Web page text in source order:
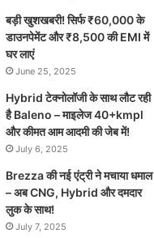
बड़ी खुशखबरी! सिर्फ ₹60,000 के
डाउनपेमेंट और ₹8,500 की EMI में
घर लाएं
June 25, 2025
Hybrid टेक्नोलॉजी के साथ लौट रही
है Baleno – माइलेज 40+kmpl
और कीमत आम आदमी की जेब में!
July 6, 2025
Brezza की नई एंट्री ने मचाया धमाल
– अब CNG, Hybrid और दमदार
लुक के साथ!
July 7, 2025